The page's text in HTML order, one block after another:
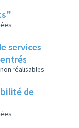
services
réalisables
de